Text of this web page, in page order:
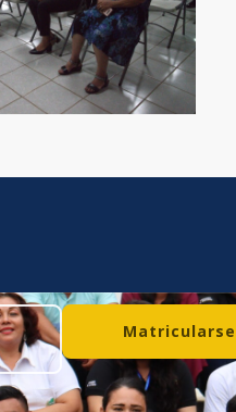
Matricularse